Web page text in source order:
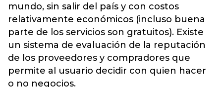
mundo, sin salir del país y con costos
relativamente económicos (incluso buena
parte de los servicios son gratuitos). Existe
un sistema de evaluación de la reputación
de los proveedores y compradores que
permite al usuario decidir con quien hacer
o no negocios.